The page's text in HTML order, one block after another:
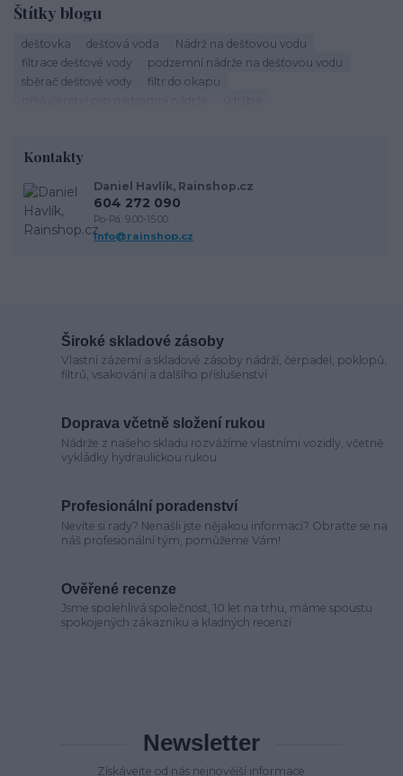
Štítky blogu
dešťovka dešťová voda
Nádrž na dešťovou vodu
filtrace dešťové vody
podzemní nádrže na dešťovou vodu
sběrač dešťové vody
filtr do okapu
Kontakty
Daniel Havlík, Rainshop.cz
604 272 090
Po-Pá: 9.00-15.00
info@rainshop.cz
Široké skladové zásoby
Vlastní zázemí a skladové zásoby nádrží, čerpadel, poklopů,
filtrů, vsakování a dalšího příslušenství
Doprava včetně složení rukou
Nádrže z našeho skladu rozvážíme vlastními vozidly, včetně
vykládky hydraulickou rukou
Profesionální poradenství
Nevíte si rady? Nenašli jste nějakou informaci? Obraťte se na
náš profesionální tým, pomůžeme Vám!
Ověřené recenze
Jsme spolehlivá společnost, 10 let na trhu, máme spoustu
spokojených zákazníku a kladných recenzí
Newsletter
Získávejte od nás nejnovější informace